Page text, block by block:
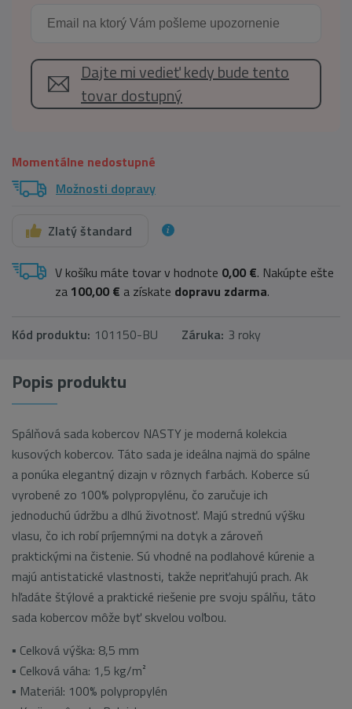
Dajte mi vedieť kedy bude tento
tovar dostupný
Momentálne nedostupné
Možnosti dopravy
Zlatý štandard
V košíku máte tovar v hodnote 0,00 €. Nakúpte ešte
za 100,00 € a získate dopravu zdarma.
Kód produktu: 101150-BU Záruka: 3 roky
Popis produktu
Spálňová sada kobercov NASTY je moderná kolekcia
kusových kobercov. Táto sada je ideálna najmä do spálne
a ponúka elegantný dizajn v rôznych farbách. Koberce sú
vyrobené zo 100% polypropylénu, čo zaručuje ich
jednoduchú údržbu a dlhú životnosť. Majú strednú výšku
vlasu, čo ich robí príjemnými na dotyk a zároveň
praktickými na čistenie. Sú vhodné na podlahové kúrenie a
majú antistatické vlastnosti, takže nepriťahujú prach. Ak
hľadáte štýlové a praktické riešenie pre svoju spálňu, táto
sada kobercov môže byť skvelou voľbou.
▪ Celková výška: 8,5 mm
▪ Celková váha: 1,5 kg/m²
▪ Materiál: 100% polypropylén